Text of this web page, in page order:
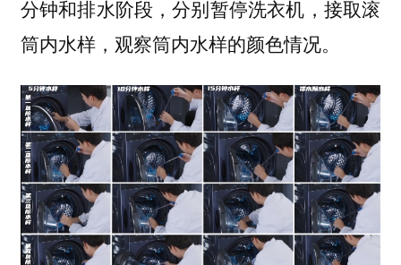
分钟和排水阶段，分别暂停洗衣机，接取滚
筒内水样，观察筒内水样的颜色情况。